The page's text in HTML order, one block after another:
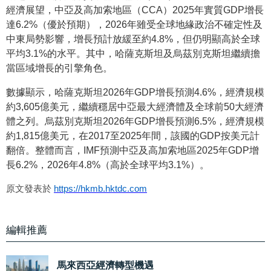
經濟展望，中亞及高加索地區（CCA）2025年實質GDP增長
達6.2%（優於預期），2026年雖受全球地緣政治不確定性及
中東局勢影響，增長預計放緩至約4.8%，但仍明顯高於全球
平均3.1%的水平。其中，哈薩克斯坦及烏茲別克斯坦繼續擔
當區域增長的引擎角色。
數據顯示，哈薩克斯坦2026年GDP增長預測4.6%，經濟規模
約3,605億美元，繼續穩居中亞最大經濟體及全球前50大經濟
體之列。烏茲別克斯坦2026年GDP增長預測6.5%，經濟規模
約1,815億美元，在2017至2025年間，該國的GDP按美元計
翻倍。整體而言，IMF預測中亞及高加索地區2025年GDP增
長6.2%，2026年4.8%（高於全球平均3.1%）。
原文發表於 https://hkmb.hktdc.com
編輯推薦
馬來西亞經濟轉型機遇